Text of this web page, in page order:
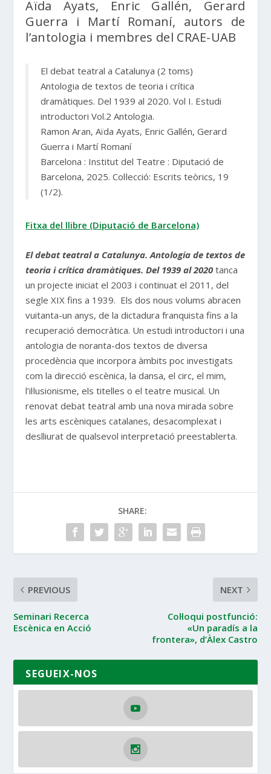
Aïda Ayats, Enric Gallén, Gerard
Guerra i Martí Romaní, autors de
l’antologia i membres del CRAE-UAB
El debat teatral a Catalunya (2 toms)
Antologia de textos de teoria i crítica
dramàtiques. Del 1939 al 2020. Vol I. Estudi
introductori Vol.2 Antologia.
Ramon Aran, Aïda Ayats, Enric Gallén, Gerard
Guerra i Martí Romaní
Barcelona : Institut del Teatre : Diputació de
Barcelona, 2025. Col·lecció: Escrits teòrics, 19
(1/2).
Fitxa del llibre (Diputació de Barcelona)
El debat teatral a Catalunya. Antologia de textos de
teoria i crítica dramàtiques. Del 1939 al 2020 tanca
un projecte iniciat el 2003 i continuat el 2011, del
segle XIX fins a 1939. Els dos nous volums abracen
vuitanta-un anys, de la dictadura franquista fins a la
recuperació democràtica. Un estudi introductori i una
antologia de noranta-dos textos de diversa
procedència que incorpora àmbits poc investigats
com la direcció escènica, la dansa, el circ, el mim,
l’il·lusionisme, els titelles o el teatre musical. Un
renovat debat teatral amb una nova mirada sobre
les arts escèniques catalanes, desacomplexat i
deslliurat de qualsevol interpretació preestablerta.
SHARE:
PREVIOUS
Seminari Recerca
Escènica en Acció
NEXT
Col·loqui postfunció:
«Un paradís a la
frontera», d’Àlex Castro
SEGUEIX-NOS